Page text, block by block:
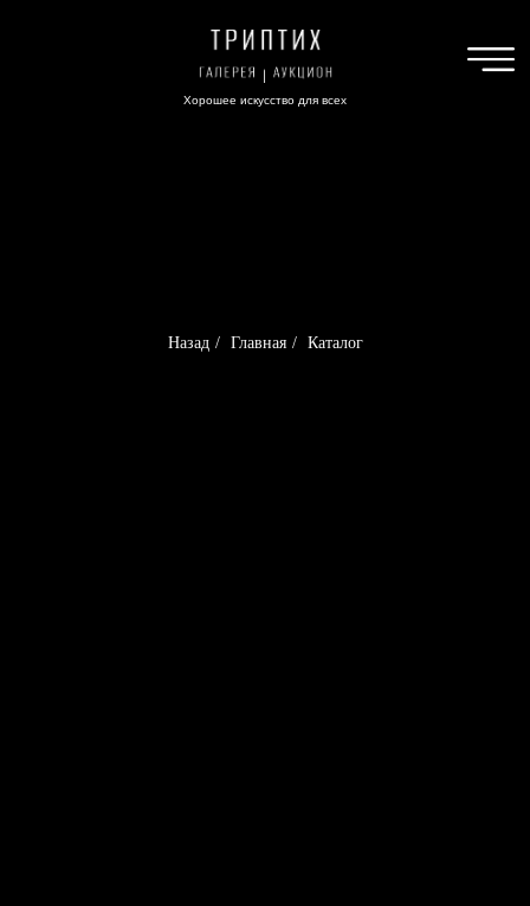
Хорошее искусство для всех
Назад / Главная / Каталог